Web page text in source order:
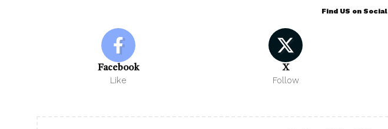
Find US on
Facebook
Like
X
Follow